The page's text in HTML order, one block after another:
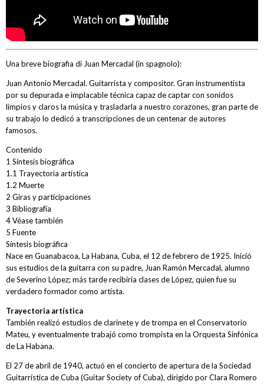
Una breve biografia di Juan Mercadal (in spagnolo):
Juan Antonio Mercadal. Guitarrista y compositor. Gran instrumentista
por su depurada e implacable técnica capaz de captar con sonidos
limpios y claros la música y trasladarla a nuestro corazones, gran parte de
su trabajo lo dedicó a transcripciones de un centenar de autores
famosos.
Contenido
1 Síntesis biográfica
1.1 Trayectoria artística
1.2 Muerte
2 Giras y participaciones
3 Bibliografía
4 Véase también
5 Fuente
Síntesis biográfica
Nace en Guanabacoa, La Habana, Cuba, el 12 de febrero de 1925. Inició
sus estudios de la guitarra con su padre, Juan Ramón Mercadal, alumno
de Severino López; más tarde recibiría clases de López, quien fue su
verdadero formador como artista.
Trayectoria artística
También realizó estudios de clarinete y de trompa en el Conservatorio
Mateu, y eventualmente trabajó como trompista en la Orquesta Sinfónica
de La Habana.
El 27 de abril de 1940, actuó en el concierto de apertura de la Sociedad
Guitarrística de Cuba (Guitar Society of Cuba), dirigido por Clara Romero